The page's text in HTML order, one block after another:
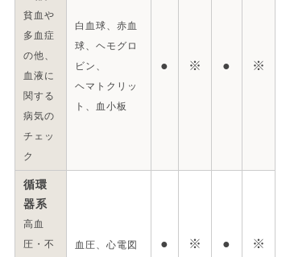
貧血や
多血症
の他、
血液に
関する
病気の
チェッ
ク
白血球、赤血
球、ヘモグロ
ビン、
ヘマトクリッ
ト、血小板
● ※ ● ※
循環
器系
高血
圧・不
血圧、心電図 ● ※ ● ※